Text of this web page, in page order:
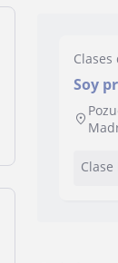
Clases
Soy